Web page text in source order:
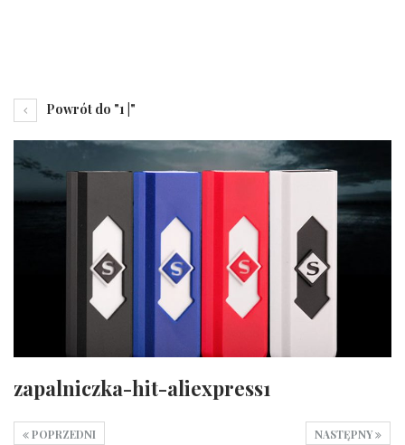
Powrót do "1 |"
zapalniczka-hit-aliexpress1
NASTĘPNY
POPRZEDNI